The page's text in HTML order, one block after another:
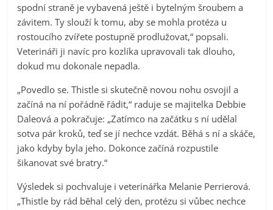
spodní straně je vybavená ještě i bytelným šroubem a
závitem. Ty slouží k tomu, aby se mohla protéza u
rostoucího zvířete postupně prodlužovat,“ popsali.
Veterináři ji navíc pro kozlíka upravovali tak dlouho,
dokud mu dokonale nepadla.
„Povedlo se. Thistle si skutečně novou nohu osvojil a
začíná na ní pořádně řádit,“ raduje se majitelka Debbie
Daleová a pokračuje: „Zatímco na začátku s ní udělal
sotva pár kroků, teď se jí nechce vzdát. Běhá s ní a skáče,
jako kdyby byla jeho. Dokonce začíná rozpustile
šikanovat své bratry.“
Výsledek si pochvaluje i veterinářka Melanie Perrierová.
„Thistle by rád běhal celý den, protézu si vůbec nechce